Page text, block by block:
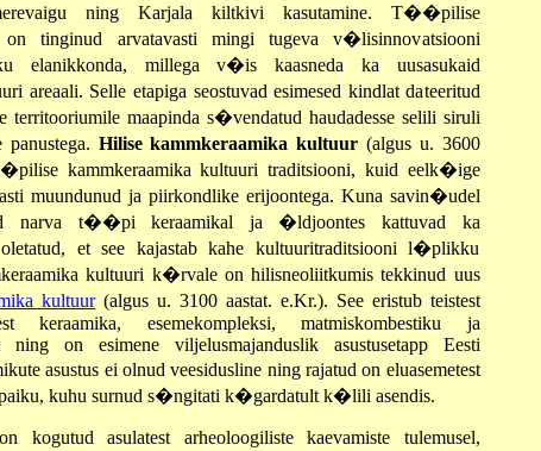
ning Karjala kiltkivi kasutamine. T��pilise
on tinginud arvatavasti mingi tugeva v�lisinnovatsiooni
elanikkonda, millega v�is kaasneda ka uusasukaid
areaali. Selle etapiga seostuvad esimesed kindlat dateeritud
territooriumile maapinda s�vendatud haudadesse selili siruli
Hilise kammkeraamika kultuur (algus u. 3600
kammkeraamika kultuuri traditsiooni, kuid eelk�ige
muundunud ja piirkondlike erijoontega. Kuna savin�udel
narva t��pi keraamikal ja �ldjoontes kattuvad ka
et see kajastab kahe kultuuritraditsiooni l�plikku
kultuuri k�rvale on hilisneoliitkumis tekkinud uus
kultuur(algus u. 3100 aastat. e.Kr.). See eristub teistest
keraamika, esemekompleksi, matmiskombestiku ja
ning on esimene viljelusmajanduslik asustusetapp Eesti
asustus ei olnud veesidusline ning rajatud on eluasemetest
kuhu surnud s�ngitati k�gardatult k�lili asendis.
kogutud asulatest arheoloogiliste kaevamiste tulemusel,